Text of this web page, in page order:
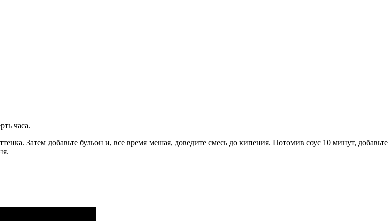
часа.
Затем добавьте бульон и, все время мешая, доведите смесь до кипения. Потомив соус 10 минут, добавьте